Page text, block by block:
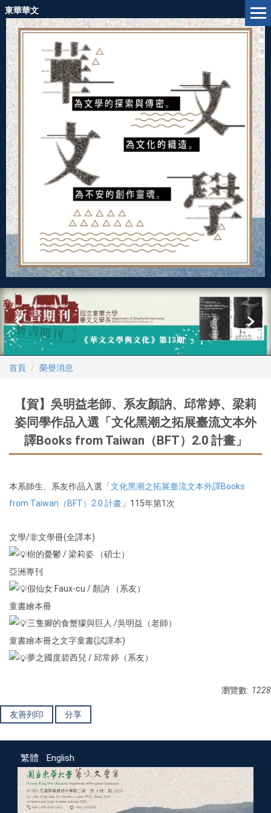
跳
到
主
要
內
容
區
東華華文
首頁 榮譽消息
【賀】吳明益老師、系友顏訥、邱常婷、梁莉
姿同學作品入選「文化黑潮之拓展臺流文本外
譯Books from Taiwan（BFT）2.0 計畫」
本系師生、系友作品入選「文化黑潮之拓展臺流文本外譯Books
from Taiwan（BFT）2.0 計畫 」115年第1次
文學/非文學冊(全譯本)
樹的憂鬱 / 梁莉姿 （碩士）
亞洲專刊
假仙女 Faux-cu / 顏訥 （系友）
童書繪本冊
三隻腳的食蟹獴與巨人 /吳明益（老師）
童書繪本冊之文字童書(試譯本)
夢之國度碧西兒 / 邱常婷（系友）
瀏覽數: 1228
友善列印 分享
繁體 English